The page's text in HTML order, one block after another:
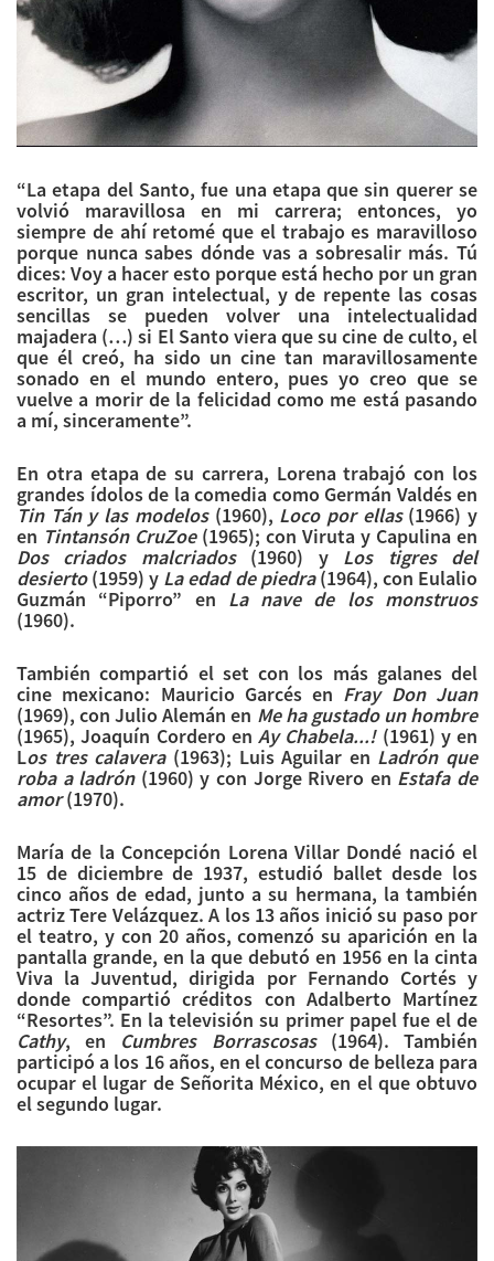
“La etapa del Santo, fue una etapa que sin querer se
volvió maravillosa en mi carrera; entonces, yo
siempre de ahí retomé que el trabajo es maravilloso
porque nunca sabes dónde vas a sobresalir más. Tú
dices: Voy a hacer esto porque está hecho por un gran
escritor, un gran intelectual, y de repente las cosas
sencillas se pueden volver una intelectualidad
majadera (…) si El Santo viera que su cine de culto, el
que él creó, ha sido un cine tan maravillosamente
sonado en el mundo entero, pues yo creo que se
vuelve a morir de la felicidad como me está pasando
a mí, sinceramente”.
En otra etapa de su carrera, Lorena trabajó con los
grandes ídolos de la comedia como Germán Valdés en
Tin Tán y las modelos(1960), Loco por ellas(1966) y
en Tintansón CruZoe(1965); con Viruta y Capulina en
Dos criados malcriados(1960) y Los tigres del
desierto(1959) y La edad de piedra(1964), con Eulalio
Guzmán “Piporro” en La nave de los monstruos
(1960).
También compartió el set con los más galanes del
cine mexicano: Mauricio Garcés en Fray Don Juan
(1969), con Julio Alemán en Me ha gustado un hombre
(1965), Joaquín Cordero en Ay Chabela...!(1961) y en
Los tres calavera(1963); Luis Aguilar en Ladrón que
roba a ladrón(1960) y con Jorge Rivero en Estafa de
amor(1970).
María de la Concepción Lorena Villar Dondé nació el
15 de diciembre de 1937, estudió ballet desde los
cinco años de edad, junto a su hermana, la también
actriz Tere Velázquez. A los 13 años inició su paso por
el teatro, y con 20 años, comenzó su aparición en la
pantalla grande, en la que debutó en 1956 en la cinta
Viva la Juventud, dirigida por Fernando Cortés y
donde compartió créditos con Adalberto Martínez
“Resortes”. En la televisión su primer papel fue el de
Cathy, en Cumbres Borrascosas(1964). También
participó a los 16 años, en el concurso de belleza para
ocupar el lugar de Señorita México, en el que obtuvo
el segundo lugar.